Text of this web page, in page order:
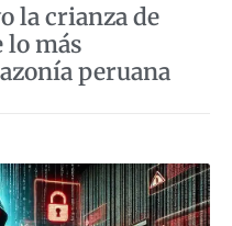
la crianza de
lo más
peruana